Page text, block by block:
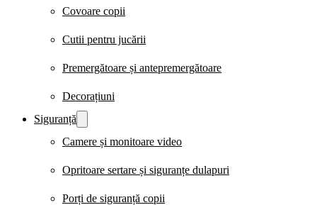
Covoare copii
Cutii pentru jucării
Premergătoare și antepremergătoare
Decorațiuni
Siguranță
Camere și monitoare video
Opritoare sertare și siguranțe dulapuri
Porți de siguranță copii